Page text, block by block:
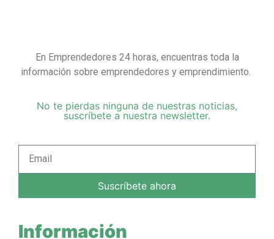
En Emprendedores 24 horas, encuentras toda la
información sobre emprendedores y emprendimiento.
No te pierdas ninguna de nuestras noticias,
suscríbete a nuestra newsletter.
Suscríbete ahora
Información